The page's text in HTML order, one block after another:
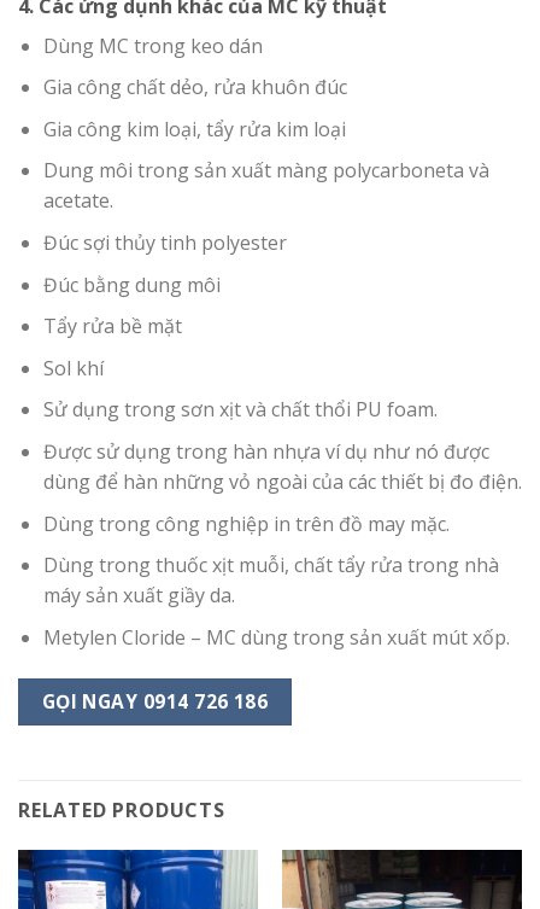
4. Các ứng dụnh khác của MC kỹ thuật
Dùng MC trong keo dán
Gia công chất dẻo, rửa khuôn đúc
Gia công kim loại, tẩy rửa kim loại
Dung môi trong sản xuất màng polycarboneta và
acetate.
Đúc sợi thủy tinh polyester
Đúc bằng dung môi
Tẩy rửa bề mặt
Sol khí
Sử dụng trong sơn xịt và chất thổi PU foam.
Được sử dụng trong hàn nhựa ví dụ như nó được
dùng để hàn những vỏ ngoài của các thiết bị đo điện.
Dùng trong công nghiệp in trên đồ may mặc.
Dùng trong thuốc xịt muỗi, chất tẩy rửa trong nhà
máy sản xuất giầy da.
Metylen Cloride – MC dùng trong sản xuất mút xốp.
GỌI NGAY 0914 726 186
RELATED PRODUCTS